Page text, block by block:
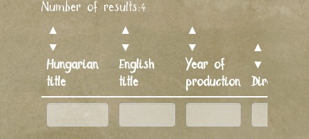
Number of results:4
▲
▼
Hungarian
title
▲
▼
English
title
▲
▼
Year of
production
▲
▼
Director